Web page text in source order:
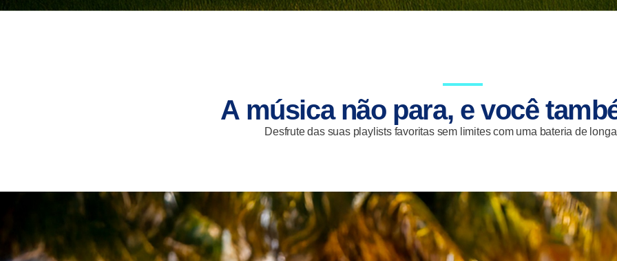
A música não para, e você
Desfrute das suas playlists favoritas sem limites com uma bateria de